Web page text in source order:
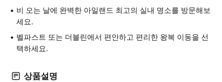
비 오는 날에 완벽한 아일랜드 최고의 실내 명소를 방문해보
세요.
벨파스트 또는 더블린에서 편안하고 편리한 왕복 이동을 선
택하세요.
상품설명